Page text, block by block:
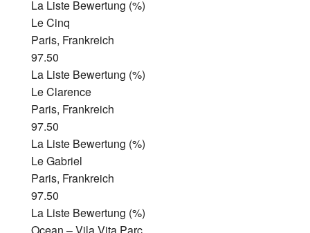
La Liste Bewertung (%)
Le Cinq
Paris, Frankreich
97.50
La Liste Bewertung (%)
Le Clarence
Paris, Frankreich
97.50
La Liste Bewertung (%)
Le Gabriel
Paris, Frankreich
97.50
La Liste Bewertung (%)